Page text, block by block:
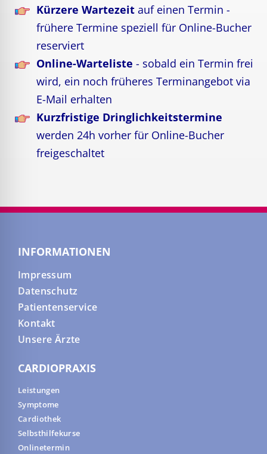
Kürzere Wartezeit auf einen Termin -
frühere Termine speziell für Online-Bucher
reserviert
Online-Warteliste - sobald ein Termin frei
wird, ein noch früheres Terminangebot via
E-Mail erhalten
Kurzfristige Dringlichkeitstermine
werden 24h vorher für Online-Bucher
freigeschaltet
INFORMATIONEN
Impressum
Datenschutz
Patientenservice
Kontakt
Unsere Ärzte
CARDIOPRAXIS
Leistungen
Symptome
Cardiothek
Selbsthilfekurse
Onlinetermin